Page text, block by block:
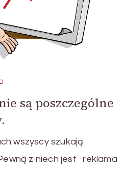
są poszczególne
wszyscy szukają
z niech jest reklama